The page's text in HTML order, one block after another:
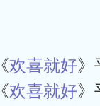
欢喜就好》
欢喜就好》